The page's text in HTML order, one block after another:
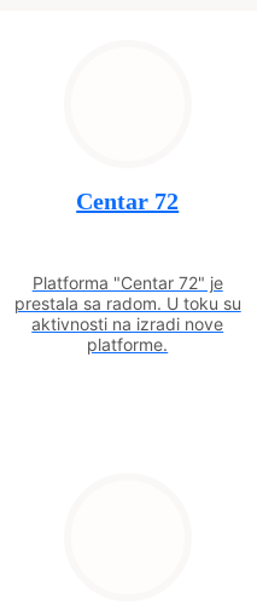
Centar 72
Platforma "Centar 72" je
prestala sa radom. U toku su
aktivnosti na izradi nove
platforme.